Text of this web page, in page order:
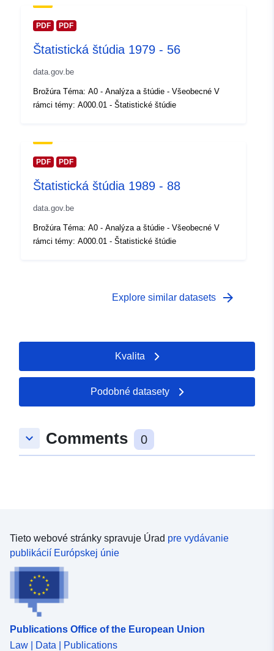
pokrytie:
6.41, 51.51 ], [ 6.41, 49.49 ], [
uriRef:
Prístupové práva: public
- 31 December 1989
PDF PDF
Štatistická štúdia 1979 - 56
data.gov.be
Brožúra Téma: A0 - Analýza a štúdie - Všeobecné V
rámci témy: A000.01 - Štatistické štúdie
PDF PDF
Štatistická štúdia 1989 - 88
data.gov.be
Brožúra Téma: A0 - Analýza a štúdie - Všeobecné V
rámci témy: A000.01 - Štatistické štúdie
Explore similar datasets arrow_forward
Kvalita
Podobné datasety
keyboard_arrow_down Comments 0
Tieto webové stránky spravuje Úrad pre vydávanie
publikácií Európskej únie
Publications Office of the European Union
Law | Data | Publications